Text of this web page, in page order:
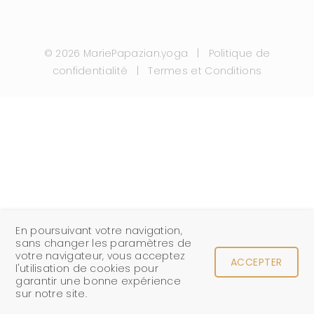
© 2026 MariePapazian.yoga | Politique de
confidentialité |Termes et Conditions
En poursuivant votre navigation,
sans changer les paramètres de
votre navigateur, vous acceptez
l'utilisation de cookies pour
garantir une bonne expérience
sur notre site.
ACCEPTER